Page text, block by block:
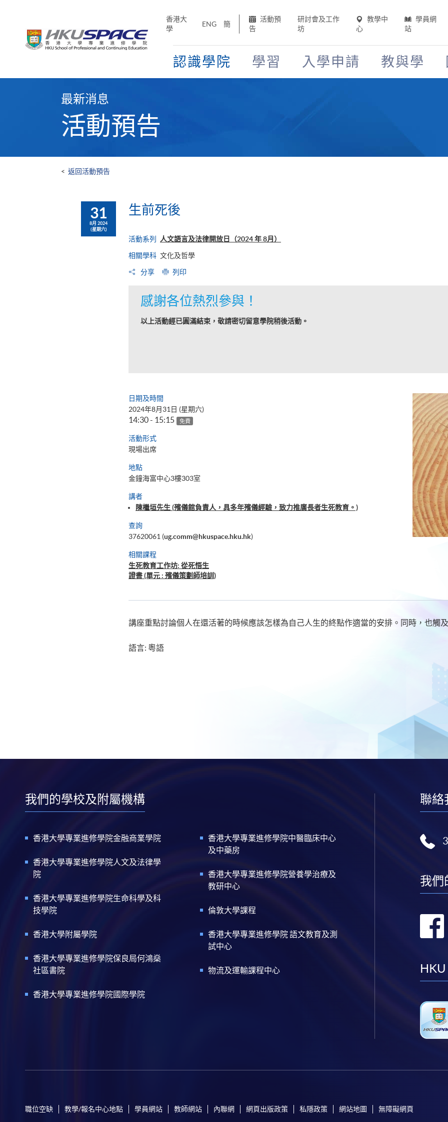
香港大
學
ENG 簡
活動預
告
研討會及工作
坊
教學中
心
學員網
站
認識學院 學習 入學申請 教與學
最新消息
活動預告
< 返回活動預告
31
8月 2024
(星期六)
生前死後
活動系列 人文語言及法律開放日（2024 年 8月）
相關學科 文化及哲學
分享 列印
感謝各位熱烈參與！
以上活動經已圓滿結束，敬請密切留意學院稍後活動。
日期及時間
2024年8月31日 (星期六)
14:30 - 15:15 免費
活動形式
現場出席
地點
金鐘海富中心3樓303室
講者
陳檵垣先生 (殯儀館負責人，具多年殯儀經驗，致力推廣長者生死教育。)
查詢
37620061 (ug.comm@hkuspace.hku.hk)
相關課程
生死教育工作坊: 從死悟生
證書 (單元 : 殯儀策劃師培訓)
講座重點討論個人在還活著的時候應該怎樣為自己人生的終點作適當的安排。同時，也觸
語言: 粵語
我們的學校及附屬機構
香港大學專業進修學院金融商業學院
香港大學專業進修學院人文及法律學
院
香港大學專業進修學院生命科學及科
技學院
香港大學附屬學院
香港大學專業進修學院保良局何鴻燊
社區書院
香港大學專業進修學院國際學院
香港大學專業進修學院中醫臨床中心
及中藥房
香港大學專業進修學院營養學治療及
教研中心
倫敦大學課程
香港大學專業進修學院 語文教育及測
試中心
物流及運輸課程中心
聯絡
我們
HKU
職位空缺 教學/報名中心地點 學員網站 教師網站 內聯網 網頁出版政策 私隱政策 網站地圖 無障礙網頁